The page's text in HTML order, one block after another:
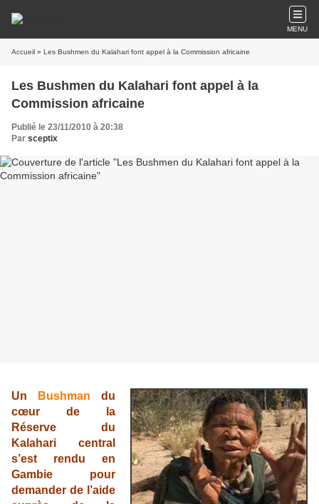
MENU
Accueil » Les Bushmen du Kalahari font appel à la Commission africaine
Les Bushmen du Kalahari font appel à la
Commission africaine
Publié le 23/11/2010 à 20:38
Par sceptix
Un Bushman du
cœur de la
Réserve du
Kalahari central
s’est rendu en
Gambie pour
demander de l’aide